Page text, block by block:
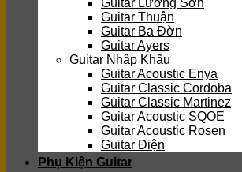
Guitar Lương Sơn
Guitar Thuận
Guitar Ba Đờn
Guitar Ayers
Guitar Nhập Khẩu
Guitar Acoustic Enya
Guitar Classic Cordoba
Guitar Classic Martinez
Guitar Acoustic SQOE
Guitar Acoustic Rosen
Guitar Điện
Phụ Kiện Guitar